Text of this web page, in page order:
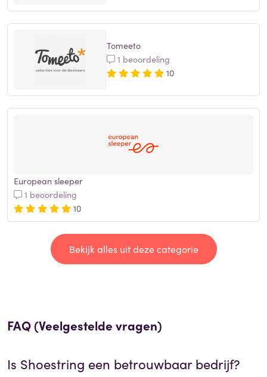
Tomeeto
1 beoordeling
10
European sleeper
1 beoordeling
10
Bekijk alles uit deze categorie
FAQ (Veelgestelde vragen)
Is Shoestring een betrouwbaar bedrijf?